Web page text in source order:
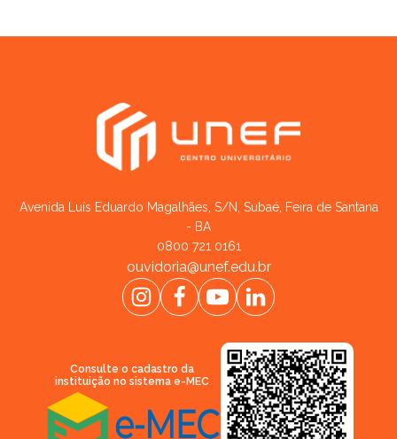
Avenida Luís Eduardo Magalhães, S/N, Subaé, Feira de Santana
- BA
0800 721 0161
ouvidoria@unef.edu.br
Consulte o cadastro da
instituição no sistema e-MEC